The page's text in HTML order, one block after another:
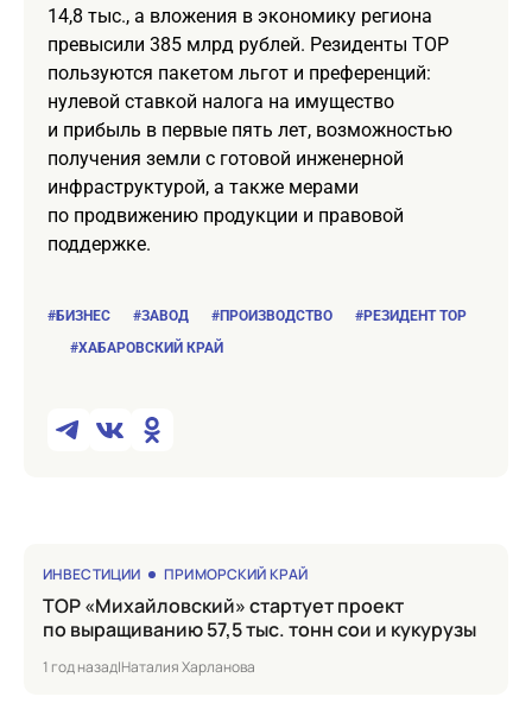
14,8 тыс., а вложения в экономику региона
превысили 385 млрд рублей. Резиденты ТОР
пользуются пакетом льгот и преференций:
нулевой ставкой налога на имущество
и прибыль в первые пять лет, возможностью
получения земли с готовой инженерной
инфраструктурой, а также мерами
по продвижению продукции и правовой
поддержке.
#БИЗНЕС #ЗАВОД #ПРОИЗВОДСТВО
#РЕЗИДЕНТ ТОР
#ХАБАРОВСКИЙ КРАЙ
ИНВЕСТИЦИИ ПРИМОРСКИЙ КРАЙ
ТОР «Михайловский» стартует проект
по выращиванию 57,5 тыс. тонн сои и кукурузы
1 год назад|Наталия Харланова